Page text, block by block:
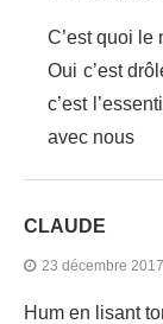
C’est quoi le
Oui c’est
c’est
avec nous
CLAUDE
23 décembre
Hum en lisant